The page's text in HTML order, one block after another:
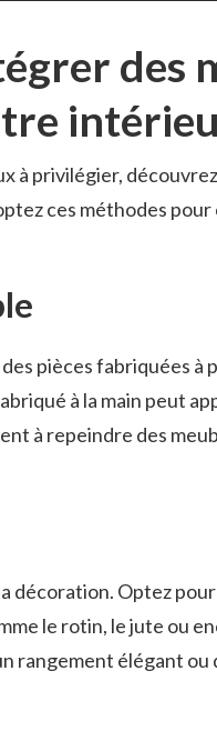
des
à privilégier,
ces méthodes
pièces fabriquées à
à la main peut
à repeindre des
décoration. Optez
le rotin, le jute ou
rangement élégant ou